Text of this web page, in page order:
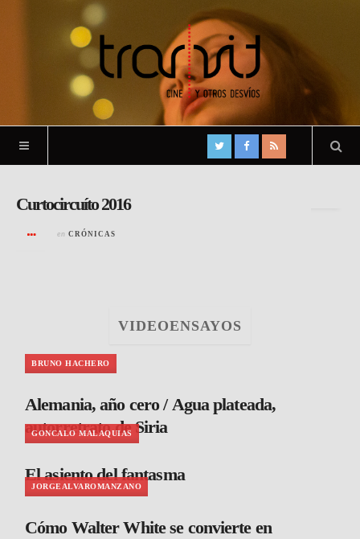
Curtocircuíto 2016
en CRÓNICAS
VIDEOENSAYOS
BRUNO HACHERO
Alemania, año cero / Agua plateada,
autorretrato de Siria
GONCALO MALAQUIAS
El asiento del fantasma
JORGEALVAROMANZANO
Cómo Walter White se convierte en